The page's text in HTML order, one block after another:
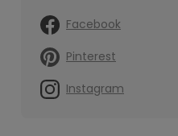
Facebook
Pinterest
Instagram